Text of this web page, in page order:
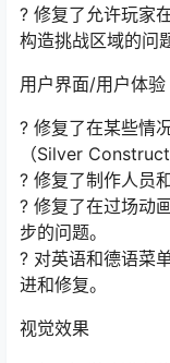
? 修复了允许玩家
构造挑战区域的问
用户界面/用户体验
? 修复了在某些情
（Silver
? 修复了制作人员
? 修复了在过场动
步的问题。
? 对英语和德语菜
进和修复。
视觉效果